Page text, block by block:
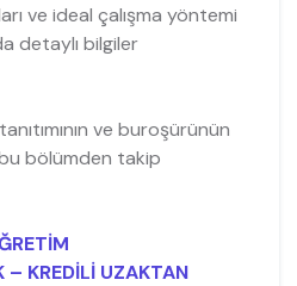
ve ideal çalışma yöntemi
detaylı bilgiler
ve buroşürünün
bölümden takip
– KREDİLİ UZAKTAN